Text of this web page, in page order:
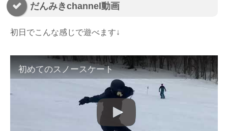
だんみきchannel動画
初日でこんな感じで遊べます↓
初めてのスノースケート